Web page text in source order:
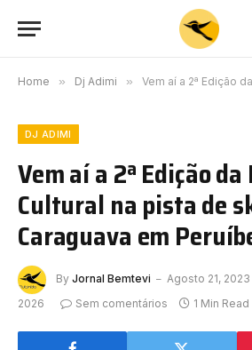
Home » Dj Adimi » Vem aí a 2ª Edição da Rua Cultural
DJ ADIMI
Vem aí a 2ª Edição da
Cultural na pista de
Caraguava em
By Jornal Bemtevi Agosto 21, 2023
2026
Sem comentários 1 Min Read